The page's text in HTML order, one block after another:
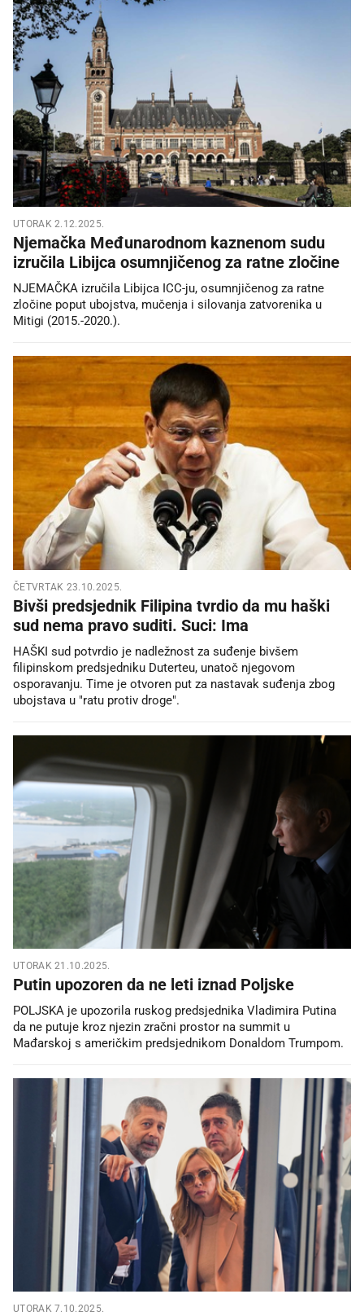
UTORAK 2.12.2025.
Njemačka Međunarodnom kaznenom sudu
izručila Libijca osumnjičenog za ratne zločine
NJEMAČKA izručila Libijca ICC-ju, osumnjičenog za ratne
zločine poput ubojstva, mučenja i silovanja zatvorenika u
Mitigi (2015.-2020.).
ČETVRTAK 23.10.2025.
Bivši predsjednik Filipina tvrdio da mu haški
sud nema pravo suditi. Suci: Ima
HAŠKI sud potvrdio je nadležnost za suđenje bivšem
filipinskom predsjedniku Duterteu, unatoč njegovom
osporavanju. Time je otvoren put za nastavak suđenja zbog
ubojstava u "ratu protiv droge".
UTORAK 21.10.2025.
Putin upozoren da ne leti iznad Poljske
POLJSKA je upozorila ruskog predsjednika Vladimira Putina
da ne putuje kroz njezin zračni prostor na summit u
Mađarskoj s američkim predsjednikom Donaldom Trumpom.
UTORAK 7.10.2025.